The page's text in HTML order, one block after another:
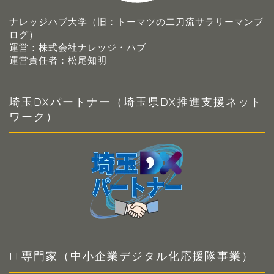
ナレッジハブ大学（旧：トーマツの二刀流サラリーマンブ
ログ）
運営：株式会社ナレッジ・ハブ
運営責任者：松尾知明
埼玉DXパートナー（埼玉県DX推進支援ネット
ワーク）
IT専門家（中小企業デジタル化応援隊事業）